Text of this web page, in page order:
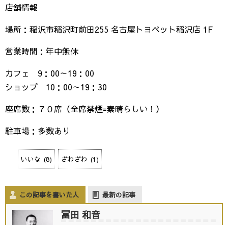
店舗情報
場所：稲沢市稲沢町前田255 名古屋トヨペット稲沢店 1F
営業時間：年中無休
カフェ 9：00～19：00
ショップ 10：00～19：30
座席数：７０席（全席禁煙=素晴らしい！）
駐車場：多数あり
いいな (8) ざわざわ (1 )
この記事を書いた人 最新の記事
冨田 和音